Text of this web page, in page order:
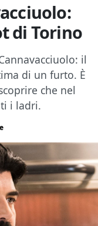
di Torino
il
di un furto. È
che nel
i ladri.